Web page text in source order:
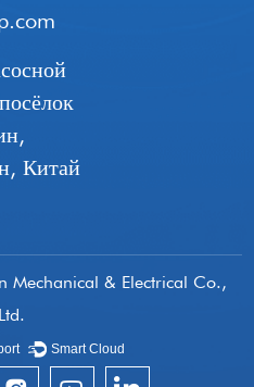
Китай
Mechanical & Electrical Co.,
Ltd.
： Smart Cloud